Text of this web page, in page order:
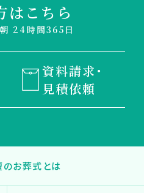
はこちら
朝 24時間365日
資料請求・
見積依頼
お葬式とは